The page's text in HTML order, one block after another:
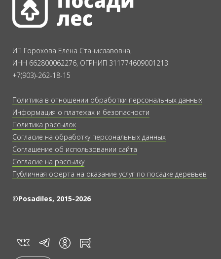
ИП Горохова Елена Станиславовна,
ИНН 662800062276, ОГРНИП 311774609001213
+7(903)-262-18-15
Политика в отношении обработки персональных данных
Информация о платежах и безопасности
Политика рассылок
Согласие на обработку персональных данных
Соглашение об использовании сайта
Согласие на рассылку
Публичная оферта на оказание услуг по посадке деревьев
©Posadiles, 2015-2026
vk tg in rt